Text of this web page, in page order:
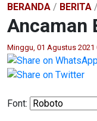
BERANDA / BERITA /
Ancaman
Minggu, 01 Agustus 2021
Font: